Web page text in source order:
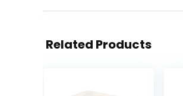
Related Products